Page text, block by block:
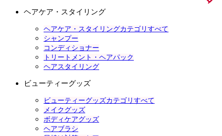
ヘアケア・スタイリング
ヘアケア・スタイリングカテゴリすべて
シャンプー
コンディショナー
トリートメント・ヘアパック
ヘアスタイリング
ビューティーグッズ
ビューティーグッズカテゴリすべて
メイクグッズ
ボディケアグッズ
ヘアブラシ